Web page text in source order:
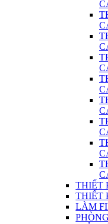
THIẾT
THIẾT
LÀM